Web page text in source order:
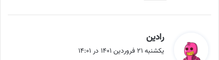
رادین
ف
یکشنبه ۲۱ فروردین ۱۴۰۱ در ۱۴:۰۱